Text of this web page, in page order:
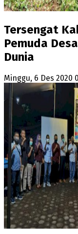
Tersengat
Pemuda
Dunia
Minggu, 6 Des 2020